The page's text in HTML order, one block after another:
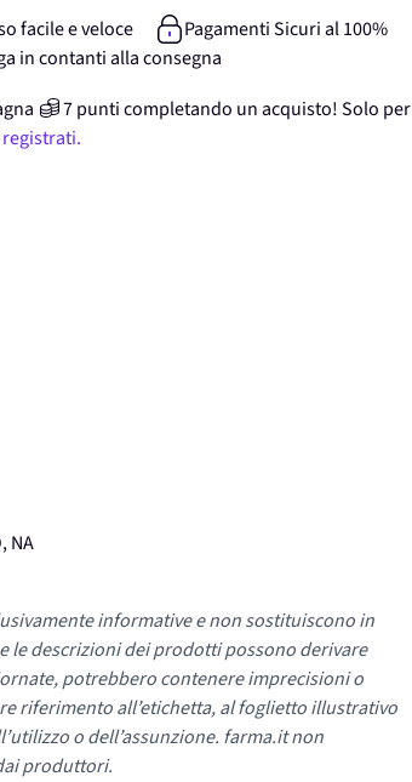
facile e veloce
Pagamenti Sicuri al 100%
in contanti alla consegna
7punticompletando un acquisto! Solo per
registrati.
NA
informative e non sostituiscono in
le descrizioni dei prodotti possono derivare
potrebbero contenere imprecisioni o
riferimento all’etichetta, al foglietto illustrativo
o dell’assunzione. farma.it non
produttori.